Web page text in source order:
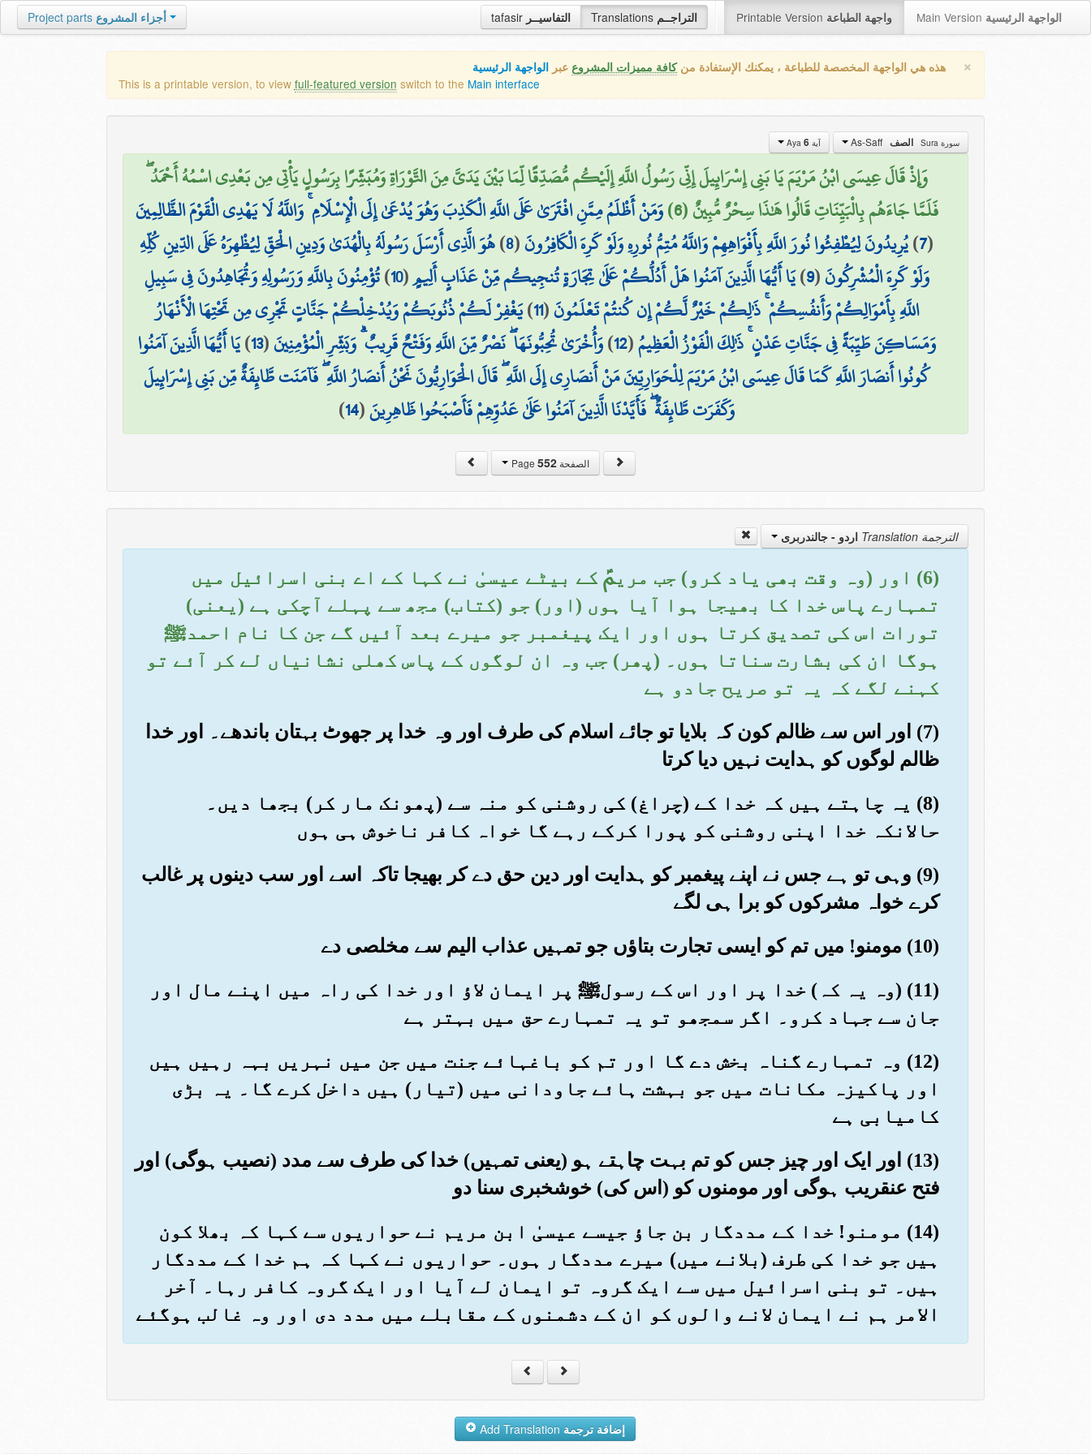
tafasir التفاسيــر Translations التراجــم Printable Version واجهة الطباعة Main Version الواجهة الرئيسية Project parts أجزاء المشروع
× هذه هي الواجهة المخصصة للطباعة ، يمكنك الإستفادة منكافة مميزات المشروع عبر الواجهة الرئيسية
This is a printable version, to view full-featured version switch to the Main interface
سورة Sura الصف As-Saff آية Aya 6
وَإِذْ قَالَ عِيسَى ابْنُ مَرْيَمَ يَا بَنِي إِسْرَائِيلَ إِنِّي رَسُولُ اللَّهِ إِلَيْكُم مُّصَدِّقًا لِّمَا بَيْنَ يَدَيَّ مِنَ التَّوْرَاةِ وَمُبَشِّرًا بِرَسُولٍ يَأْتِي مِن بَعْدِي اسْمُهُ أَحْمَدُ ۖ
فَلَمَّا جَاءَهُم بِالْبَيِّنَاتِ قَالُوا هَٰذَا سِحْرٌ مُّبِينٌ (6) وَمَنْ أَظْلَمُ مِمَّنِ افْتَرَىٰ عَلَى اللَّهِ الْكَذِبَ وَهُوَ يُدْعَىٰ إِلَى الْإِسْلَامِ ۚ وَاللَّهُ لَا يَهْدِي الْقَوْمَ الظَّالِمِينَ
(
7
)يُرِيدُونَ لِيُطْفِئُوا نُورَ اللَّهِ بِأَفْوَاهِهِمْ وَاللَّهُ مُتِمُّ نُورِهِ وَلَوْ كَرِهَ الْكَافِرُونَ(
8
)هُوَ الَّذِي أَرْسَلَ رَسُولَهُ بِالْهُدَىٰ وَدِينِ الْحَقِّ لِيُظْهِرَهُ عَلَى الدِّينِ كُلِّهِ
وَلَوْ كَرِهَ الْمُشْرِكُونَ(
9
)يَا أَيُّهَا الَّذِينَ آمَنُوا هَلْ أَدُلُّكُمْ عَلَىٰ تِجَارَةٍ تُنجِيكُم مِّنْ عَذَابٍ أَلِيمٍ(
10
)تُؤْمِنُونَ بِاللَّهِ وَرَسُولِهِ وَتُجَاهِدُونَ فِي سَبِيلِ
اللَّهِ بِأَمْوَالِكُمْ وَأَنفُسِكُمْ ۚ ذَٰلِكُمْ خَيْرٌ لَّكُمْ إِن كُنتُمْ تَعْلَمُونَ(
11
)يَغْفِرْ لَكُمْ ذُنُوبَكُمْ وَيُدْخِلْكُمْ جَنَّاتٍ تَجْرِي مِن تَحْتِهَا الْأَنْهَارُ
وَمَسَاكِنَ طَيِّبَةً فِي جَنَّاتِ عَدْنٍ ۚ ذَٰلِكَ الْفَوْزُ الْعَظِيمُ(
12
)وَأُخْرَىٰ تُحِبُّونَهَا ۖ نَصْرٌ مِّنَ اللَّهِ وَفَتْحٌ قَرِيبٌ ۗ وَبَشِّرِ الْمُؤْمِنِينَ(
13
)يَا أَيُّهَا الَّذِينَ آمَنُوا
كُونُوا أَنصَارَ اللَّهِ كَمَا قَالَ عِيسَى ابْنُ مَرْيَمَ لِلْحَوَارِيِّينَ مَنْ أَنصَارِي إِلَى اللَّهِ ۖ قَالَ الْحَوَارِيُّونَ نَحْنُ أَنصَارُ اللَّهِ ۖ فَآمَنَت طَّائِفَةٌ مِّن بَنِي إِسْرَائِيلَ
وَكَفَرَت طَّائِفَةٌ ۖ فَأَيَّدْنَا الَّذِينَ آمَنُوا عَلَىٰ عَدُوِّهِمْ فَأَصْبَحُوا ظَاهِرِينَ(
14
)
الصفحة Page552
الترجمة Translation اردو - جالندربرى
(6) اور (وہ وقت بھی یاد کرو) جب مریمؑ کے بیٹے عیسیٰ نے کہا کے اے بنی اسرائیل میں
تمہارے پاس خدا کا بھیجا ہوا آیا ہوں (اور) جو (کتاب) مجھ سے پہلے آچکی ہے (یعنی)
تورات اس کی تصدیق کرتا ہوں اور ایک پیغمبر جو میرے بعد آئیں گے جن کا نام احمدﷺ
ہوگا ان کی بشارت سناتا ہوں۔ (پھر) جب وہ ان لوگوں کے پاس کھلی نشانیاں لے کر آئے تو
کہنے لگے کہ یہ تو صریح جادو ہے
(7) اور اس سے ظالم کون کہ بلایا تو جائے اسلام کی طرف اور وہ خدا پر جھوٹ بہتان باندھے۔ اور خدا
ظالم لوگوں کو ہدایت نہیں دیا کرتا
(8) یہ چاہتے ہیں کہ خدا کے (چراغ) کی روشنی کو منہ سے (پھونک مار کر) بجھا دیں۔
حالانکہ خدا اپنی روشنی کو پورا کرکے رہے گا خواہ کافر ناخوش ہی ہوں
(9) وہی تو ہے جس نے اپنے پیغمبر کو ہدایت اور دین حق دے کر بھیجا تاکہ اسے اور سب دینوں پر غالب
کرے خواہ مشرکوں کو برا ہی لگے
(10) مومنو! میں تم کو ایسی تجارت بتاؤں جو تمہیں عذاب الیم سے مخلصی دے
(11) (وہ یہ کہ) خدا پر اور اس کے رسولﷺ پر ایمان لاؤ اور خدا کی راہ میں اپنے مال اور
جان سے جہاد کرو۔ اگر سمجھو تو یہ تمہارے حق میں بہتر ہے
(12) وہ تمہارے گناہ بخش دے گا اور تم کو باغہائے جنت میں جن میں نہریں بہہ رہیں ہیں
اور پاکیزہ مکانات میں جو بہشت ہائے جاودانی میں (تیار) ہیں داخل کرے گا۔ یہ بڑی
کامیابی ہے
(13) اور ایک اور چیز جس کو تم بہت چاہتے ہو (یعنی تمہیں) خدا کی طرف سے مدد (نصیب ہوگی) اور
فتح عنقریب ہوگی اور مومنوں کو (اس کی) خوشخبری سنا دو
(14) مومنو! خدا کے مددگار بن جاؤ جیسے عیسیٰ ابن مریم نے حواریوں سے کہا کہ بھلا کون
ہیں جو خدا کی طرف (بلانے میں) میرے مددگار ہوں۔ حواریوں نے کہا کہ ہم خدا کے مددگار
ہیں۔ تو بنی اسرائیل میں سے ایک گروہ تو ایمان لے آیا اور ایک گروہ کافر رہا۔ آخر
الامر ہم نے ایمان لانے والوں کو ان کے دشمنوں کے مقابلے میں مدد دی اور وہ غالب ہوگئے
إضافة ترجمة